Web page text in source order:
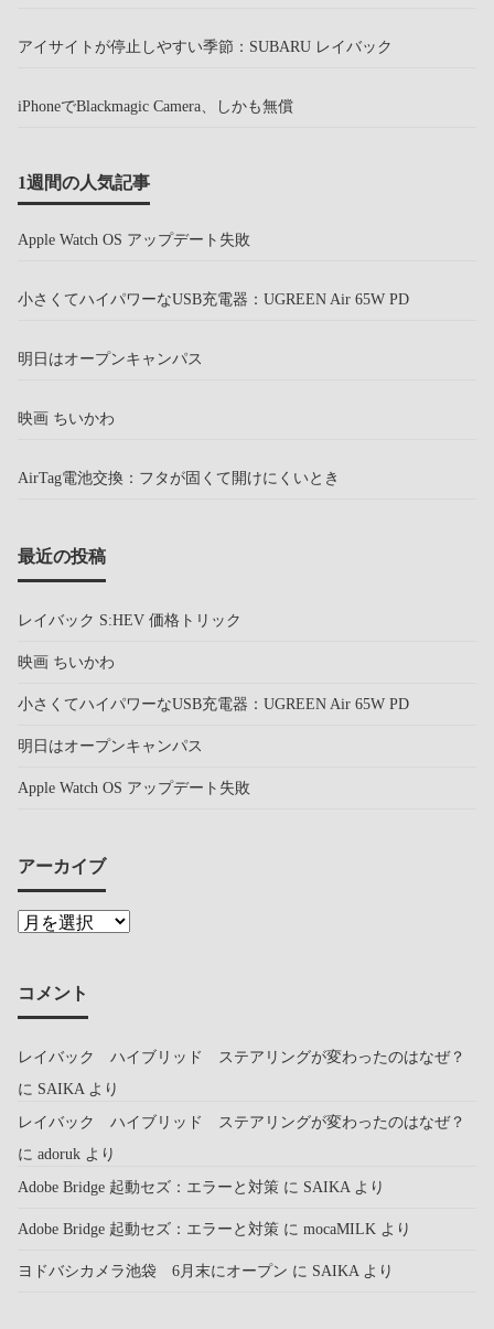
アイサイトが停止しやすい季節：SUBARU レイバック
iPhoneでBlackmagic Camera、しかも無償
1週間の人気記事
Apple Watch OS アップデート失敗
小さくてハイパワーなUSB充電器：UGREEN Air 65W PD
明日はオープンキャンパス
映画 ちいかわ
AirTag電池交換：フタが固くて開けにくいとき
最近の投稿
レイバック S:HEV 価格トリック
映画 ちいかわ
小さくてハイパワーなUSB充電器：UGREEN Air 65W PD
明日はオープンキャンパス
Apple Watch OS アップデート失敗
アーカイブ
コメント
レイバック ハイブリッド ステアリングが変わったのはなぜ？
に SAIKAより
レイバック ハイブリッド ステアリングが変わったのはなぜ？
に adoruk より
Adobe Bridge 起動セズ：エラーと対策 に SAIKAより
Adobe Bridge 起動セズ：エラーと対策 に mocaMILK より
ヨドバシカメラ池袋 6月末にオープン に SAIKAより